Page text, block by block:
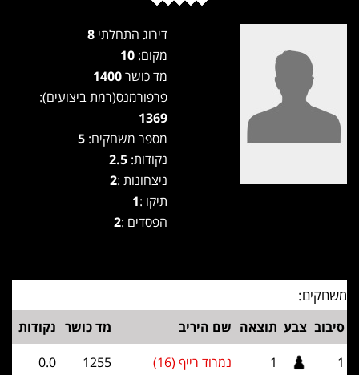
דירוג התחלתי
מקום:
מד כושר
פרפורמנס(רמת ביצועים):
1369
מספר משחקים:
נקודות: 2.5
ניצחונות :2
תיקו :1
הפסדים :2
משחקים:
סיבוב צבע תוצאה שם היריב מד כושר נקודות
1
1 נמרוד רייף (16) 1255
0.0